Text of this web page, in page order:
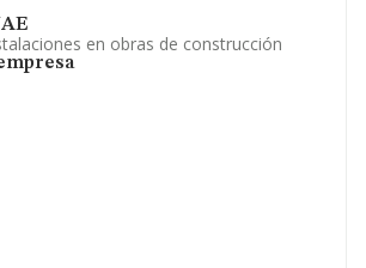
en obras de construcción